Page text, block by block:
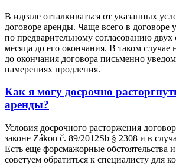
В идеале отталкиваться от указанных
договоре аренды. Чаще всего в договоре
по предварительному согласованию двух
месяца до его окончания. В таком случае
до окончания договора письменно
намерениях продления.
Как я могу досрочно
аренды?
Условия досрочного расторжения
законе Zákon č. 89/2012Sb § 2308 и в
Есть еще форсмажорные обстоятельства
советуем обратиться к специалисту для